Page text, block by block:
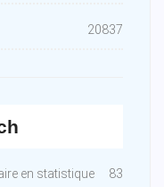
20837
en statistique 83